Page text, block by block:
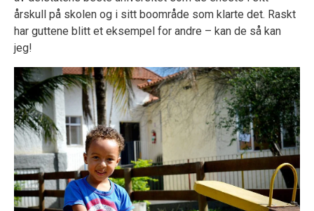
årskull på skolen og i sitt boområde som klarte det. Raskt
har guttene blitt et eksempel for andre – kan de så kan
jeg!